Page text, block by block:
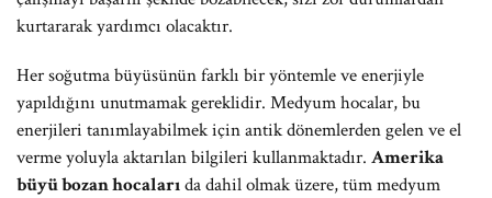
kurtararak yardımcı olacaktır.
Her soğutma büyüsünün farklı bir yöntemle ve enerjiyle
yapıldığını unutmamak gereklidir. Medyum hocalar, bu
enerjileri tanımlayabilmek için antik dönemlerden gelen ve el
verme yoluyla aktarılan bilgileri kullanmaktadır. Amerika
büyü bozan hocalarıda dahil olmak üzere, tüm medyum